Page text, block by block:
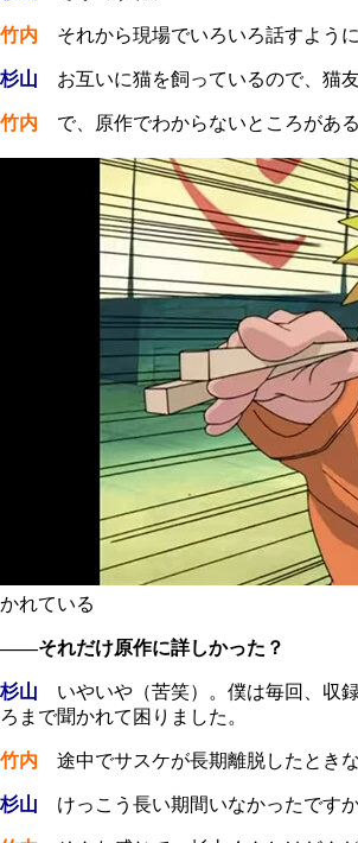
竹内 それから現場でいろいろ話すよう
杉山 お互いに猫を飼っているので、猫友
竹内 で、原作でわからないところがあ
かれている
――それだけ原作に詳しかった？
杉山 いやいや（苦笑）。僕は毎回、収
ろまで聞かれて困りました。
竹内 途中でサスケが長期離脱したとき
杉山 けっこう長い期間いなかったですか